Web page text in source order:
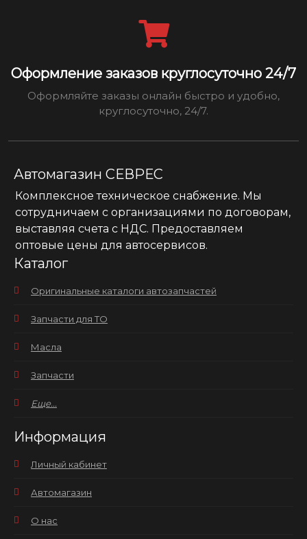
Оформление заказов круглосуточно 24/7
Оформляйте заказы онлайн быстро и удобно,
круглосуточно, 24/7.
Автомагазин СЕВРЕС
Комплексное техническое снабжение. Мы
сотрудничаем с организациями по договорам,
выставляя счета с НДС. Предоставляем
оптовые цены для автосервисов.
Каталог
Оригинальные каталоги автозапчастей
Запчасти для ТО
Масла
Запчасти
Еще...
Информация
Личный кабинет
Автомагазин
О нас